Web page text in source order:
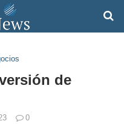
de
0